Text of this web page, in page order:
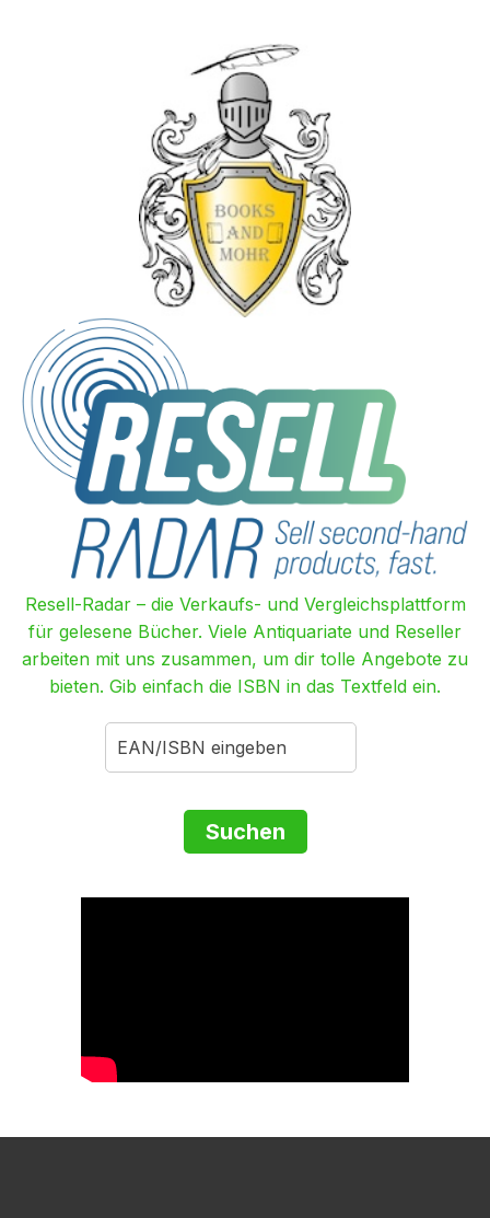
Resell-Radar – die Verkaufs- und Vergleichsplattform
für gelesene Bücher. Viele Antiquariate und Reseller
arbeiten mit uns zusammen, um dir tolle Angebote zu
bieten. Gib einfach die ISBN in das Textfeld ein.